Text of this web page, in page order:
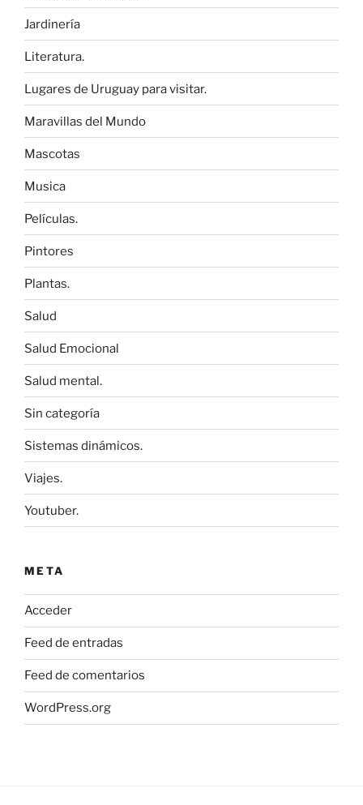
Jardinería
Literatura.
Lugares de Uruguay para visitar.
Maravillas del Mundo
Mascotas
Musica
Películas.
Pintores
Plantas.
Salud
Salud Emocional
Salud mental.
Sin categoría
Sistemas dinámicos.
Viajes.
Youtuber.
META
Acceder
Feed de entradas
Feed de comentarios
WordPress.org